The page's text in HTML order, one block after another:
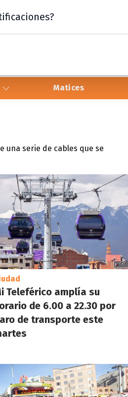
Matices
una serie de cables que se
Teleférico amplía su
de 6.00 a 22.30 por
de transporte este